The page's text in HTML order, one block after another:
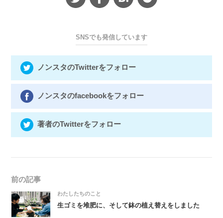
SNSでも発信しています
ノンスタのTwitterをフォロー
ノンスタのfacebookをフォロー
著者のTwitterをフォロー
前の記事
わたしたちのこと
生ゴミを堆肥に、そして鉢の植え替えをしました